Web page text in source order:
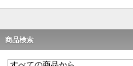
商品検索